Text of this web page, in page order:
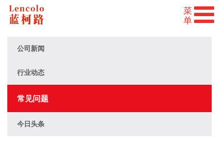
公司新闻
行业动态
常见问题
今日头条